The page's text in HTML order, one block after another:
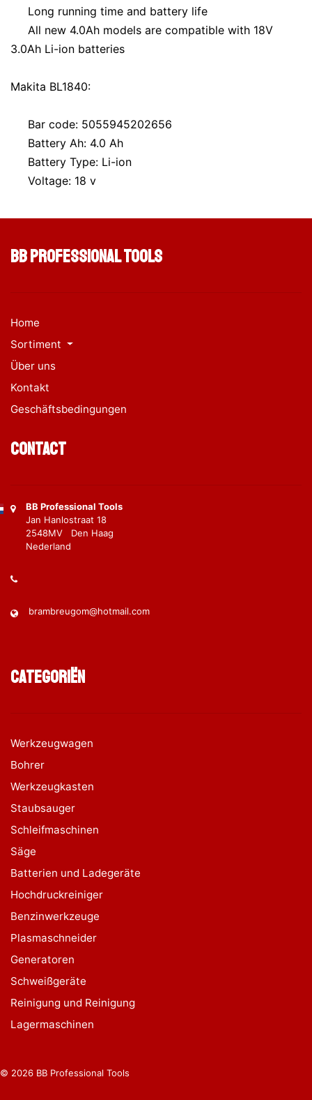
Long running time and battery life
All new 4.0Ah models are compatible with 18V
3.0Ah Li-ion batteries
Makita BL1840:
Bar code: 5055945202656
Battery Ah: 4.0 Ah
Battery Type: Li-ion
Voltage: 18 v
BB Professional Tools
Home
Sortiment
Über uns
Kontakt
Geschäftsbedingungen
Contact
BB Professional Tools
Jan Hanlostraat 18
2548MV Den Haag
Nederland
brambreugom@hotmail.com
Categoriën
Werkzeugwagen
Bohrer
Werkzeugkasten
Staubsauger
Schleifmaschinen
Säge
Batterien und Ladegeräte
Hochdruckreiniger
Benzinwerkzeuge
Plasmaschneider
Generatoren
Schweißgeräte
Reinigung und Reinigung
Lagermaschinen
© 2026 BB Professional Tools